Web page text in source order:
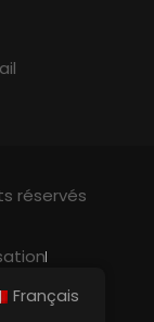
réservés
Français